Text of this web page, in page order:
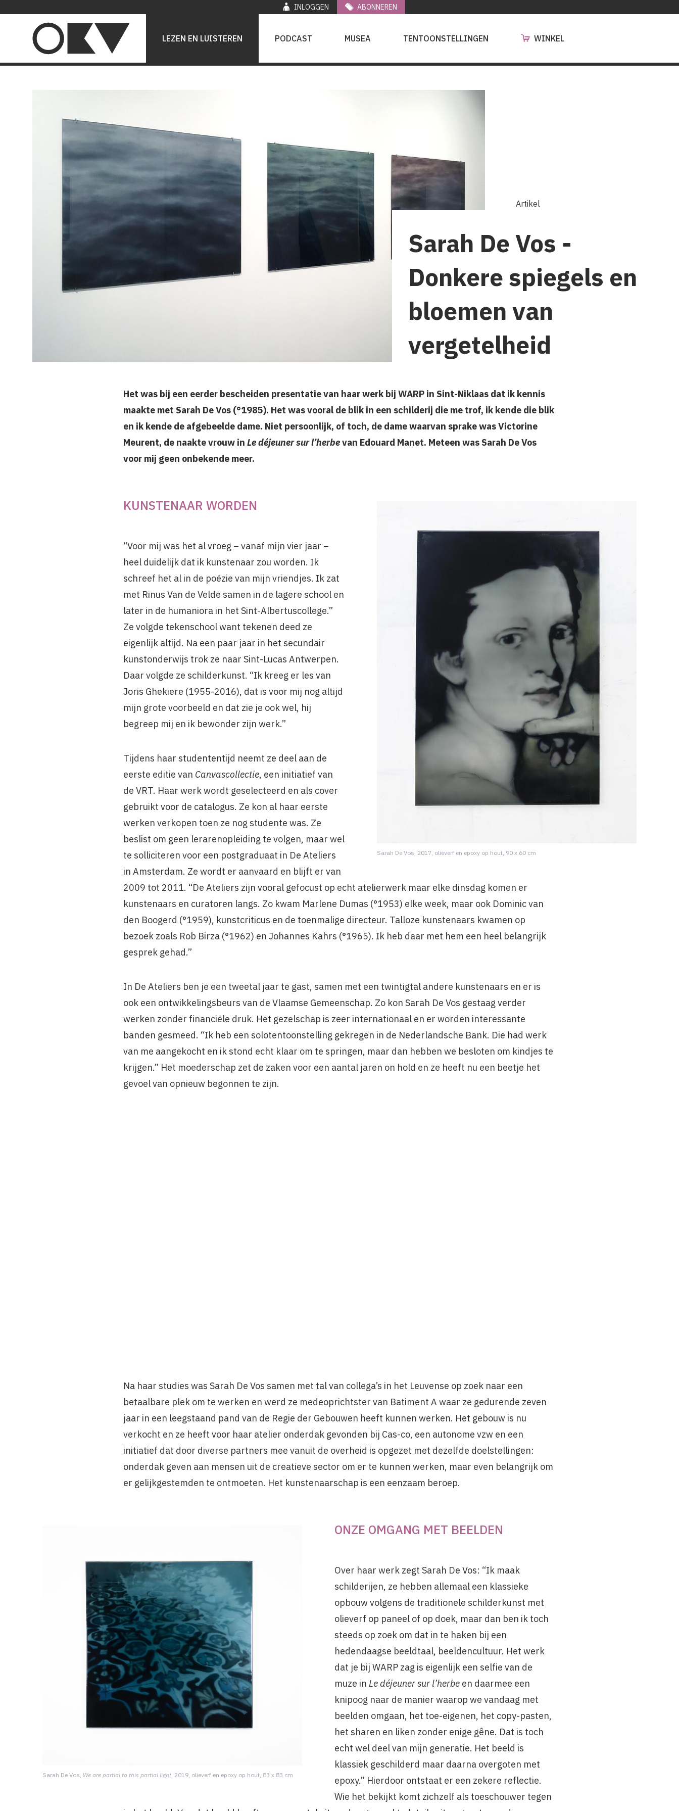
INLOGGEN ABONNEREN
navigation
LEZEN EN LUISTEREN PODCAST MUSEA TENTOONSTELLINGEN WINKEL
Sarah De Vos -
Donkere spiegels en
bloemen van
vergetelheid
Artikel
Het was bij een eerder bescheiden presentatie van haar werk bij WARP in Sint-Niklaas dat ik kennis
maakte met Sarah De Vos (°1985). Het was vooral de blik in een schilderij die me trof, ik kende die blik
en ik kende de afgebeelde dame. Niet persoonlijk, of toch, de dame waarvan sprake was Victorine
Meurent, de naakte vrouw in Le déjeuner sur l’herbevan Edouard Manet. Meteen was Sarah De Vos
voor mij geen onbekende meer.
Sarah De Vos, 2017, olieverf en epoxy op hout, 90 x 60 cm
KUNSTENAAR WORDEN
“Voor mij was het al vroeg – vanaf mijn vier jaar –
heel duidelijk dat ik kunstenaar zou worden. Ik
schreef het al in de poëzie van mijn vriendjes. Ik zat
met Rinus Van de Velde samen in de lagere school en
later in de humaniora in het Sint-Albertuscollege.”
Ze volgde tekenschool want tekenen deed ze
eigenlijk altijd. Na een paar jaar in het secundair
kunstonderwijs trok ze naar Sint-Lucas Antwerpen.
Daar volgde ze schilderkunst. “Ik kreeg er les van
Joris Ghekiere (1955-2016), dat is voor mij nog altijd
mijn grote voorbeeld en dat zie je ook wel, hij
begreep mij en ik bewonder zijn werk.”
Tijdens haar studententijd neemt ze deel aan de
eerste editie van Canvascollectie, een initiatief van
de VRT. Haar werk wordt geselecteerd en als cover
gebruikt voor de catalogus. Ze kon al haar eerste
werken verkopen toen ze nog studente was. Ze
beslist om geen lerarenopleiding te volgen, maar wel
te solliciteren voor een postgraduaat in De Ateliers
in Amsterdam. Ze wordt er aanvaard en blijft er van
2009 tot 2011. “De Ateliers zijn vooral gefocust op echt atelierwerk maar elke dinsdag komen er
kunstenaars en curatoren langs. Zo kwam Marlene Dumas (°1953) elke week, maar ook Dominic van
den Boogerd (°1959), kunstcriticus en de toenmalige directeur. Talloze kunstenaars kwamen op
bezoek zoals Rob Birza (°1962) en Johannes Kahrs (°1965). Ik heb daar met hem een heel belangrijk
gesprek gehad.”
In De Ateliers ben je een tweetal jaar te gast, samen met een twintigtal andere kunstenaars en er is
ook een ontwikkelingsbeurs van de Vlaamse Gemeenschap. Zo kon Sarah De Vos gestaag verder
werken zonder financiële druk. Het gezelschap is zeer internationaal en er worden interessante
banden gesmeed. “Ik heb een solotentoonstelling gekregen in de Nederlandsche Bank. Die had werk
van me aangekocht en ik stond echt klaar om te springen, maar dan hebben we besloten om kindjes te
krijgen.” Het moederschap zet de zaken voor een aantal jaren on hold en ze heeft nu een beetje het
gevoel van opnieuw begonnen te zijn.
Na haar studies was Sarah De Vos samen met tal van collega’s in het Leuvense op zoek naar een
betaalbare plek om te werken en werd ze medeoprichtster van Batiment A waar ze gedurende zeven
jaar in een leegstaand pand van de Regie der Gebouwen heeft kunnen werken. Het gebouw is nu
verkocht en ze heeft voor haar atelier onderdak gevonden bij Cas-co, een autonome vzw en een
initiatief dat door diverse partners mee vanuit de overheid is opgezet met dezelfde doelstellingen:
onderdak geven aan mensen uit de creatieve sector om er te kunnen werken, maar even belangrijk om
er gelijkgestemden te ontmoeten. Het kunstenaarschap is een eenzaam beroep.
Sarah De Vos, We are partial to this partial light, 2019, olieverf en epoxy op hout, 83 x 83 cm
ONZE OMGANG MET BEELDEN
Over haar werk zegt Sarah De Vos: “Ik maak
schilderijen, ze hebben allemaal een klassieke
opbouw volgens de traditionele schilderkunst met
olieverf op paneel of op doek, maar dan ben ik toch
steeds op zoek om dat in te haken bij een
hedendaagse beeldtaal, beeldencultuur. Het werk
dat je bij WARP zag is eigenlijk een selfie van de
muze in Le déjeuner sur l’herbeen daarmee een
knipoog naar de manier waarop we vandaag met
beelden omgaan, het toe-eigenen, het copy-pasten,
het sharen en liken zonder enige gêne. Dat is toch
echt wel deel van mijn generatie. Het beeld is
klassiek geschilderd maar daarna overgoten met
epoxy.” Hierdoor ontstaat er een zekere reflectie.
Wie het bekijkt komt zichzelf als toeschouwer tegen